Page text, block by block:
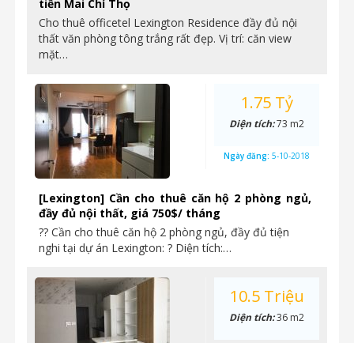
tiền Mai Chí Thọ
Cho thuê officetel Lexington Residence đầy đủ nội
thất văn phòng tông trắng rất đẹp. Vị trí: căn view
mặt…
[Lexington] Cần cho thuê căn hộ 2 phòng ngủ,
đầy đủ nội thất, giá 750$/ tháng
?? Cần cho thuê căn hộ 2 phòng ngủ, đầy đủ tiện
nghi tại dự án Lexington: ? Diện tích:…
1.75 Tỷ
Diện tích:73 m2
Ngày đăng: 5-10-2018
10.5 Triệu
Diện tích:36 m2